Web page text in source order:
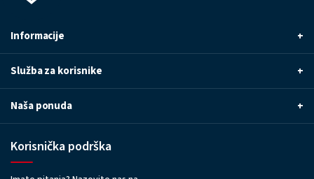
Informacije +
Služba za korisnike +
Naša ponuda +
Korisnička podrška